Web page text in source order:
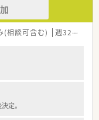
に少なく働きやすい環
トを組むことも相談可
きれいな薬局で勤務で
(相談可含む) 週32h以上
定。